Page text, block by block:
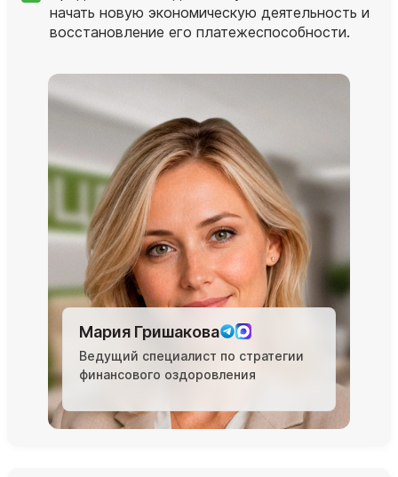
начать новую экономическую деятельность и
восстановление его платежеспособности.
Мария Гришакова
Ведущий специалист по стратегии
финансового оздоровления